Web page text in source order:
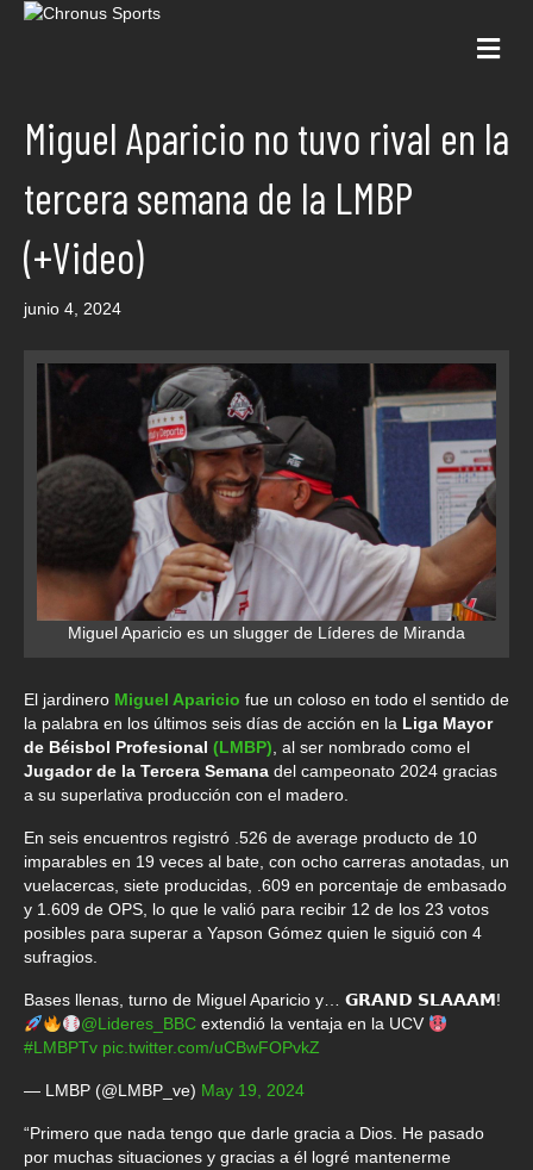
Miguel Aparicio no tuvo rival en la
tercera semana de la LMBP
(+Video)
junio 4, 2024
Miguel Aparicio es un slugger de Líderes de Miranda
El jardinero Miguel Aparicio fue un coloso en todo el sentido de
la palabra en los últimos seis días de acción en la Liga Mayor
de Béisbol Profesional (LMBP), al ser nombrado como el
Jugador de la Tercera Semana del campeonato 2024 gracias
a su superlativa producción con el madero.
En seis encuentros registró .526 de average producto de 10
imparables en 19 veces al bate, con ocho carreras anotadas, un
vuelacercas, siete producidas, .609 en porcentaje de embasado
y 1.609 de OPS, lo que le valió para recibir 12 de los 23 votos
posibles para superar a Yapson Gómez quien le siguió con 4
sufragios.
Bases llenas, turno de Miguel Aparicio y… 𝗚𝗥𝗔𝗡𝗗 𝗦𝗟𝗔𝗔𝗔𝗠!
@Lideres_BBCextendió la ventaja en la UCV
#LMBPTv pic.twitter.com/uCBwFOPvkZ
— LMBP (@LMBP_ve) May 19, 2024
“Primero que nada tengo que darle gracia a Dios. He pasado
por muchas situaciones y gracias a él logré mantenerme